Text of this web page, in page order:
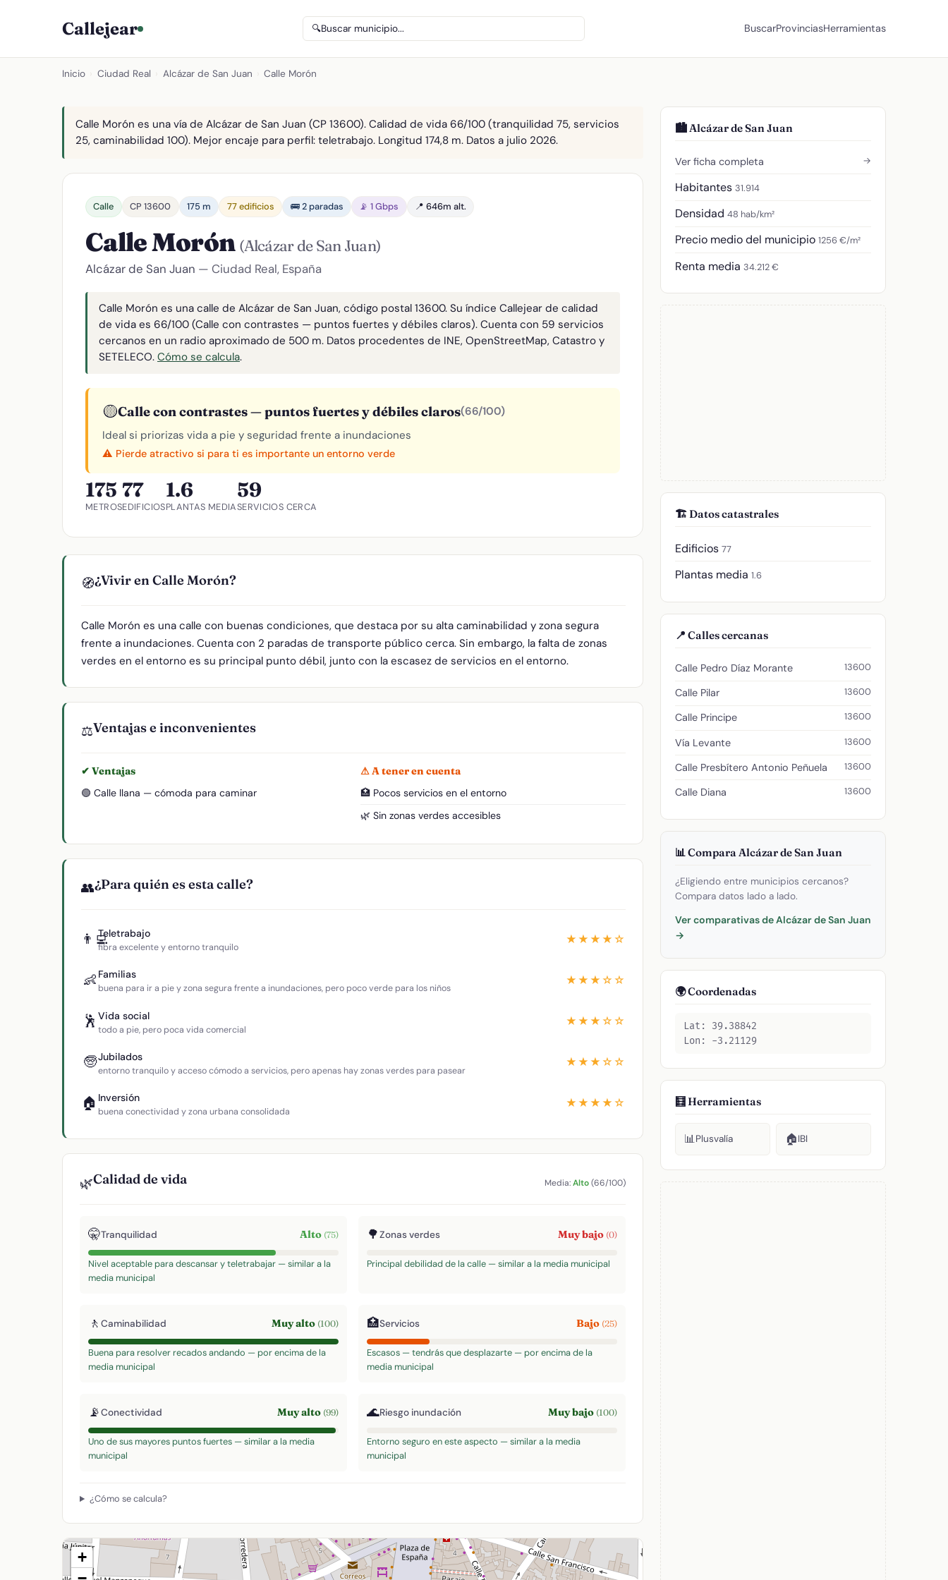
Callejear 🔍Buscar municipio... BuscarProvinciasHerramientas
Inicio Ciudad Real Alcázar de San Juan Calle Morón
Calle Morón es una vía de Alcázar de San Juan (CP 13600). Calidad de vida 66/100 (tranquilidad 75, servicios
25, caminabilidad 100). Mejor encaje para perfil: teletrabajo. Longitud 174,8 m. Datos a julio 2026.
Calle CP 13600 175 m 77 edificios 🚌 2 paradas 📡 1 Gbps 📍 646m alt.
Calle Morón (Alcázar de San Juan)
Alcázar de San Juan — Ciudad Real, España
Calle Morón es una calle de Alcázar de San Juan, código postal 13600. Su índice Callejear de calidad
de vida es 66/100 (Calle con contrastes — puntos fuertes y débiles claros). Cuenta con 59 servicios
cercanos en un radio aproximado de 500 m. Datos procedentes de INE, OpenStreetMap, Catastro y
SETELECO. Cómo se calcula.
🟡Calle con contrastes — puntos fuertes y débiles claros(66/100)
Ideal si priorizas vida a pie y seguridad frente a inundaciones
⚠️ Pierde atractivo si para ti es importante un entorno verde
175
METROS
77
EDIFICIOS
1.6
PLANTAS MEDIA
59
SERVICIOS CERCA
🧭¿Vivir en Calle Morón?
Calle Morón es una calle con buenas condiciones, que destaca por su alta caminabilidad y zona segura
frente a inundaciones. Cuenta con 2 paradas de transporte público cerca. Sin embargo, la falta de zonas
verdes en el entorno es su principal punto débil, junto con la escasez de servicios en el entorno.
⚖️Ventajas e inconvenientes
✔ Ventajas
🟢 Calle llana — cómoda para caminar
⚠ A tener en cuenta
🏥 Pocos servicios en el entorno
🌿 Sin zonas verdes accesibles
👥¿Para quién es esta calle?
👨‍💻Teletrabajo
fibra excelente y entorno tranquilo
★★★★☆
👶 Familias
buena para ir a pie y zona segura frente a inundaciones, pero poco verde para los niños
★★★☆☆
🕺 Vida social
todo a pie, pero poca vida comercial
★★★☆☆
🧓Jubilados
entorno tranquilo y acceso cómodo a servicios, pero apenas hay zonas verdes para pasear
★★★☆☆
🏠 Inversión
buena conectividad y zona urbana consolidada
★★★★☆
🌿Calidad de vida Media:Alto(66/100)
🤫Tranquilidad Alto (75)
Nivel aceptable para descansar y teletrabajar — similar a la
media municipal
🌳Zonas verdes Muy bajo (0)
Principal debilidad de la calle — similar a la media municipal
🚶 Caminabilidad Muy alto (100)
Buena para resolver recados andando — por encima de la
media municipal
🏥Servicios Bajo (25)
Escasos — tendrás que desplazarte — por encima de la
media municipal
📡Conectividad Muy alto (99)
Uno de sus mayores puntos fuertes — similar a la media
municipal
🌊Riesgo inundación Muy bajo (100)
Entorno seguro en este aspecto — similar a la media
municipal
¿Cómo se calcula?
+
🏙️ Alcázar de San Juan
Ver ficha completa →
Habitantes 31.914
Densidad 48 hab/km²
Precio medio del municipio 1256 €/m²
Renta media 34.212 €
🏗️ Datos catastrales
Edificios 77
Plantas media 1.6
📍 Calles cercanas
Calle Pedro Díaz Morante 13600
Calle Pilar 13600
Calle Principe 13600
Vía Levante 13600
Calle Presbítero Antonio Peñuela 13600
Calle Diana 13600
📊 Compara Alcázar de San Juan
¿Eligiendo entre municipios cercanos?
Compara datos lado a lado.
Ver comparativas de Alcázar de San Juan
→
🌍 Coordenadas
Lat: 39.38842
Lon: -3.21129
🧮 Herramientas
📊Plusvalía 🏠IBI